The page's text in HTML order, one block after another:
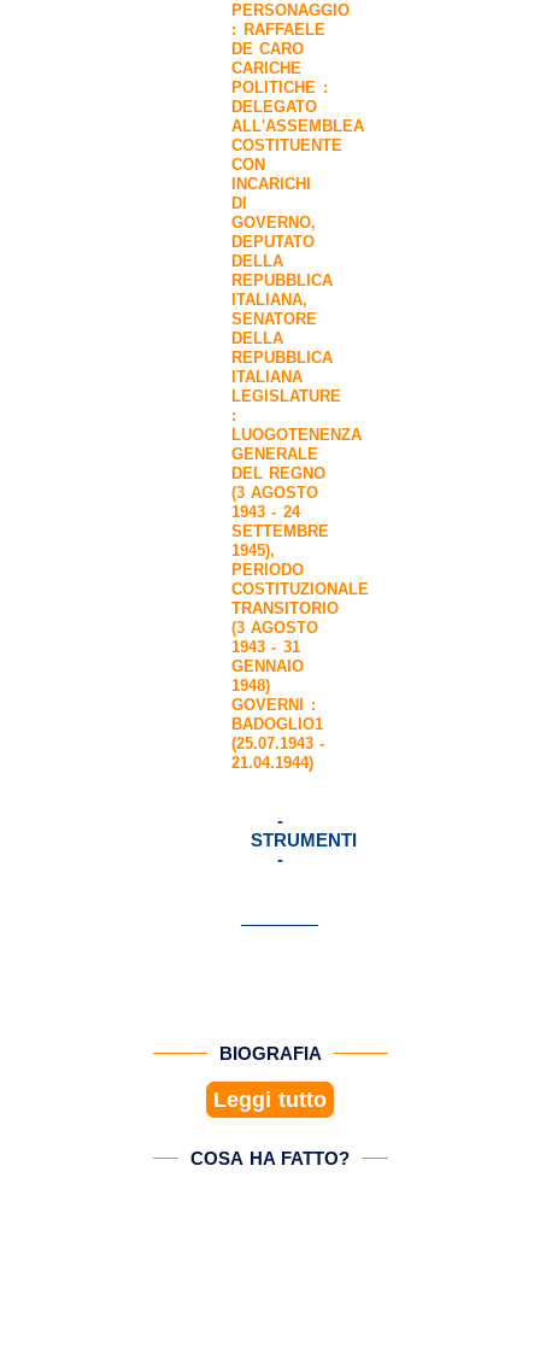
PERSONAGGIO
: RAFFAELE
DE CARO
CARICHE
POLITICHE :
DELEGATO
ALL'ASSEMBLEA
COSTITUENTE
CON
INCARICHI
DI
GOVERNO,
DEPUTATO
DELLA
REPUBBLICA
ITALIANA,
SENATORE
DELLA
REPUBBLICA
ITALIANA
LEGISLATURE
:
LUOGOTENENZA
GENERALE
DEL REGNO
(3 AGOSTO
1943 - 24
SETTEMBRE
1945),
PERIODO
COSTITUZIONALE
TRANSITORIO
(3 AGOSTO
1943 - 31
GENNAIO
1948)
GOVERNI :
BADOGLIO1
(25.07.1943 -
21.04.1944)
-
STRUMENTI
-
BIOGRAFIA
Leggi tutto
COSA HA FATTO?